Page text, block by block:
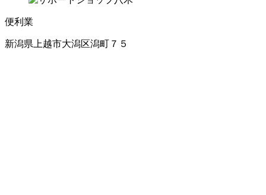
便利業
新潟県上越市大潟区潟町７５